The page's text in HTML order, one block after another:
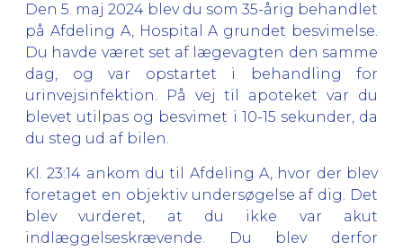
Den 5. maj 2024 blev du som 35-årig behandlet
på Afdeling A, Hospital A grundet besvimelse.
Du havde været set af lægevagten den samme
dag, og var opstartet i behandling for
urinvejsinfektion. På vej til apoteket var du
blevet utilpas og besvimet i 10-15 sekunder, da
du steg ud af bilen.
Kl. 23:14 ankom du til Afdeling A, hvor der blev
foretaget en objektiv undersøgelse af dig. Det
blev vurderet, at du ikke var akut
indlæggelseskrævende. Du blev derfor